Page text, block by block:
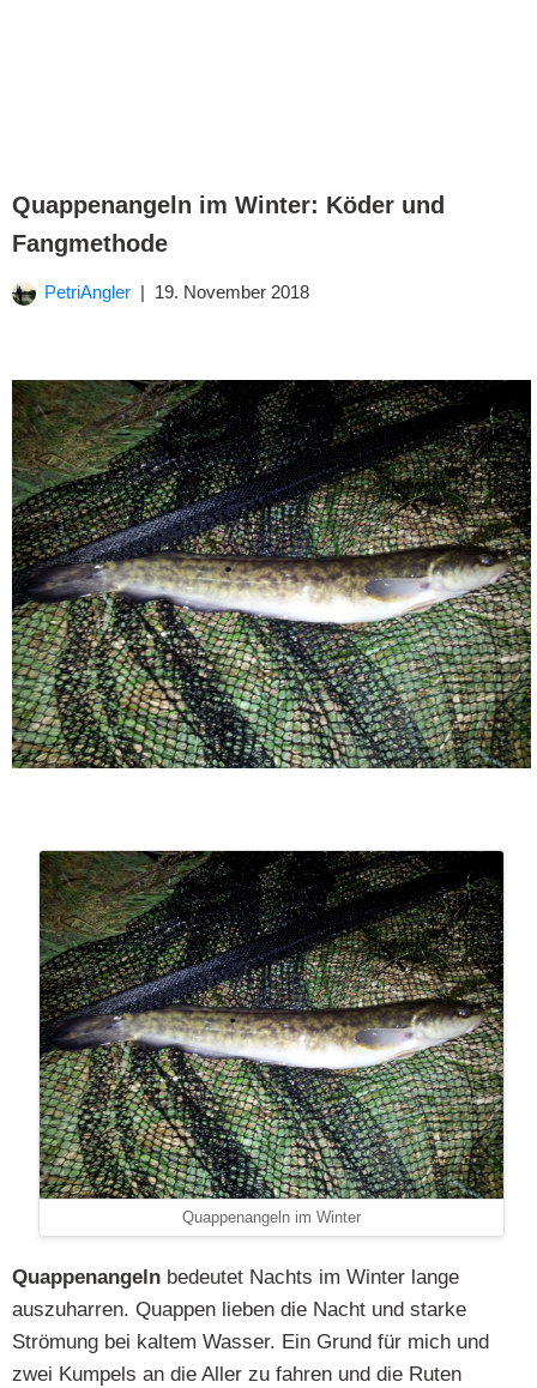
Quappenangeln im Winter: Köder und
Fangmethode
PetriAngler 19. November 2018
Quappenangeln im Winter
Quappenangeln bedeutet Nachts im Winter lange
auszuharren. Quappen lieben die Nacht und starke
Strömung bei kaltem Wasser. Ein Grund für mich und
zwei Kumpels an die Aller zu fahren und die Ruten